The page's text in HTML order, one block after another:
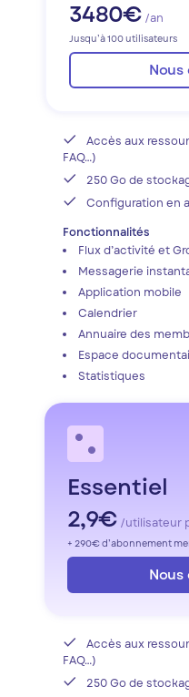
3480€ /an
Jusqu’à 100 utilisateurs
Accès aux
FAQ…)
250 Go de
Configuration en
Fonctionnalités
Flux d’activité et
Messagerie
Application mobile
Calendrier
Annuaire des
Espace
Statistiques
Essentiel
2,9€ /utilisateur
+ 290€ d’abonnement
Accès aux
FAQ…)
250 Go de